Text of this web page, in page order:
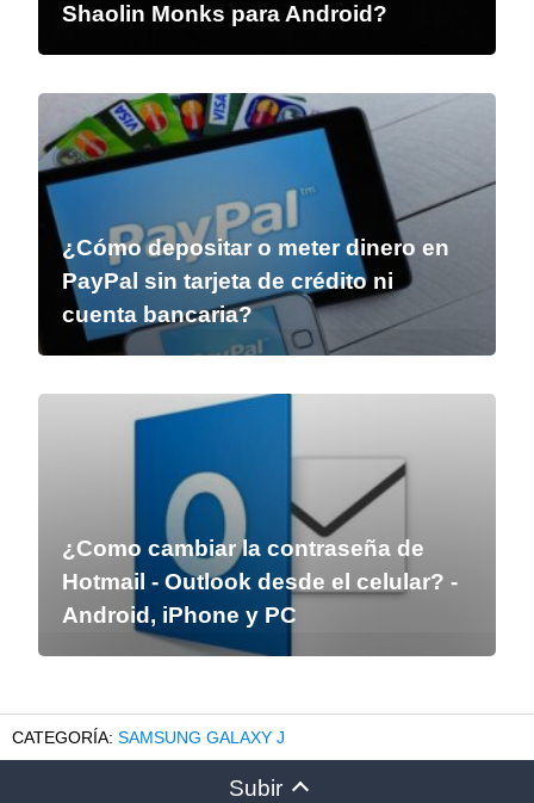
Shaolin Monks para Android?
¿Cómo depositar o meter dinero en
PayPal sin tarjeta de crédito ni
cuenta bancaria?
¿Como cambiar la contraseña de
Hotmail - Outlook desde el celular? -
Android, iPhone y PC
SAMSUNG GALAXY J
Subir